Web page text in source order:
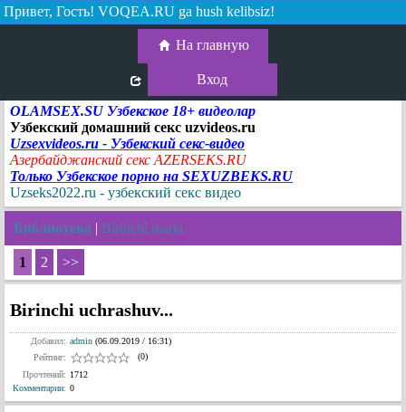
Привет, Гость! VOQEA.RU ga hush kelibsiz!
На главную
Вход
OLAMSEX.SU Узбекское 18+ видеолар
Узбекский домашний секс uzvideos.ru
Uzsexvideos.ru - Узбекский секс-видео
Азербайджанский секс AZERSEKS.RU
Только Узбекское порно на SEXUZBEKS.RU
Uzseks2022.ru - узбекский секс видео
Библиотека | Birinchi marta
1 2 >>
Birinchi uchrashuv...
Добавил: admin (06.09.2019 / 16:31)
Рейтинг:
(0)
Прочтений: 1712
Комментарии: 0